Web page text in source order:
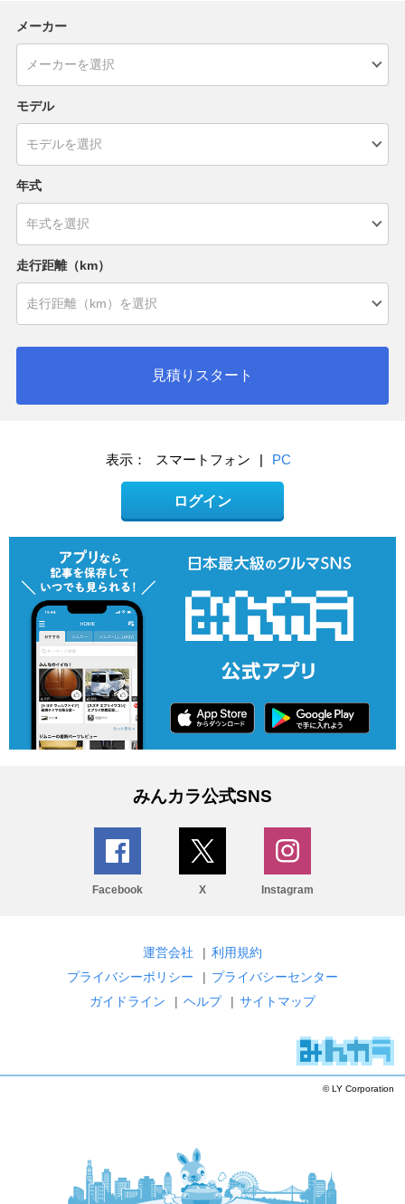
メーカー
モデル
年式
走行距離（km）
見積りスタート
表示： スマートフォン | PC
ログイン
みんカラ公式SNS
Facebook X Instagram
運営会社 | 利用規約
プライバシーポリシー
| プライバシーセンター
ガイドライン
| ヘルプ | サイトマップ
© LY Corporation